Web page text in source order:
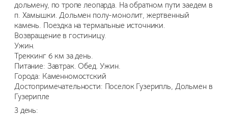
дольмену, по тропе леопарда. На обратном пути заедем в
п. Хамышки. Дольмен полу-монолит, жертвенный
камень. Поездка на термальные источники.
Возвращение в гостиницу.
Ужин.
Треккинг 6 км за день.
Питание: Завтрак. Обед. Ужин.
Города: Каменномостский
Достопримечательности: Поселок Гузерипль, Дольмен в
Гузерипле
3 день: